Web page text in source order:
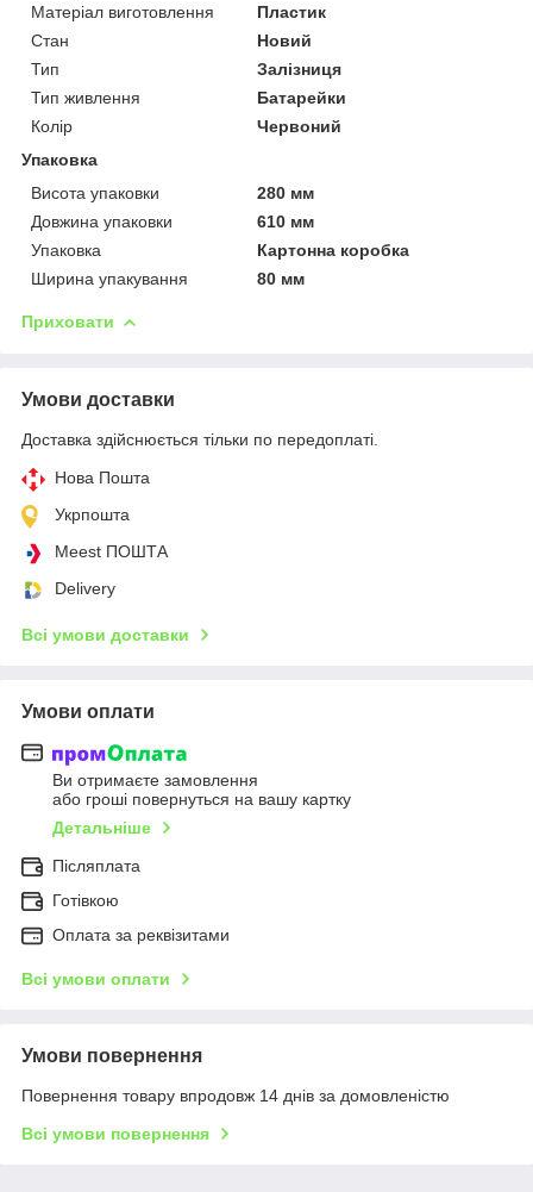
Матеріал виготовлення
Пластик
Стан
Новий
Тип
Залізниця
Тип живлення
Батарейки
Колір
Червоний
Упаковка
Висота упаковки
280 мм
Довжина упаковки
610 мм
Упаковка
Картонна коробка
Ширина упакування
80 мм
Приховати
Умови доставки
Доставка здійснюється тільки по передоплаті.
Нова Пошта
Укрпошта
Meest ПОШТА
Delivery
Всі умови доставки
Умови оплати
Ви отримаєте замовлення
або гроші повернуться на вашу картку
Детальніше
Післяплата
Готівкою
Оплата за реквізитами
Всі умови оплати
Умови повернення
Повернення товару впродовж 14 днів за домовленістю
Всі умови повернення